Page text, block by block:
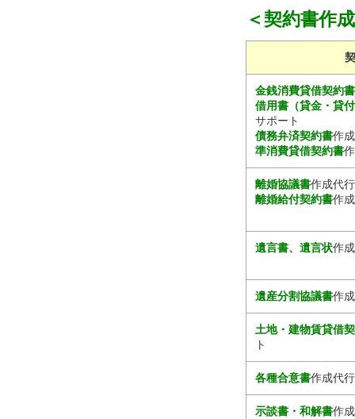
＜契約書作
金銭消費貸借契約書
借用書（貸金・貸
サポート
債務弁済契約書作
準消費貸借契約書
離婚協議書作成代
離婚給付契約書作
遺言書、遺言状作
遺産分割協議書作
土地・建物賃貸借
ト
各種合意書作成代
示談書・和解書作